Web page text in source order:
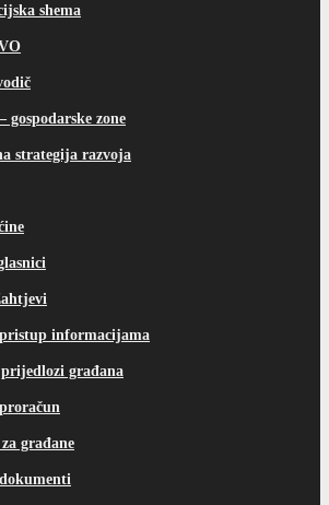
shema
gospodarske zone
strategija razvoja
informacijama
građana
građane